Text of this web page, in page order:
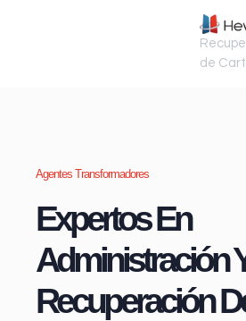
de
Agentes Transformadores
Expertos En
Administración
Recuperación